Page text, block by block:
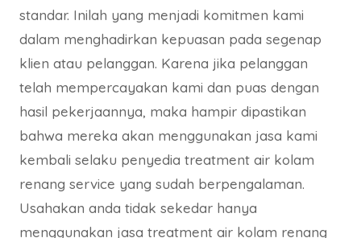
standar. Inilah yang menjadi komitmen kami
dalam menghadirkan kepuasan pada segenap
klien atau pelanggan. Karena jika pelanggan
telah mempercayakan kami dan puas dengan
hasil pekerjaannya, maka hampir dipastikan
bahwa mereka akan menggunakan jasa kami
kembali selaku penyedia treatment air kolam
renang service yang sudah berpengalaman.
Usahakan anda tidak sekedar hanya
menggunakan jasa treatment air kolam renang